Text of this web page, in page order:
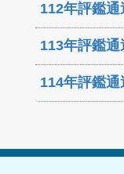
112年評鑑
113年評鑑
114年評鑑